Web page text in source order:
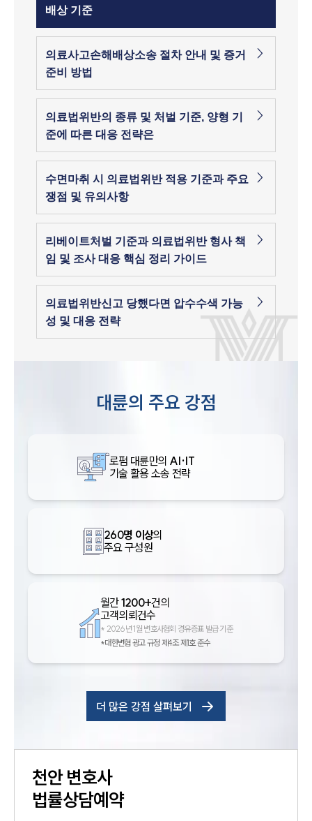
배상 기준
의료사고손해배상소송 절차 안내 및 증거
준비 방법
의료법위반의 종류 및 처벌 기준, 양형 기
준에 따른 대응 전략은
수면마취 시 의료법위반 적용 기준과 주요
쟁점 및 유의사항
리베이트처벌 기준과 의료법위반 형사 책
임 및 조사 대응 핵심 정리 가이드
의료법위반신고 당했다면 압수수색 가능
성 및 대응 전략
대륜의 주요 강점
로펌 대륜만의 AI·IT
기술 활용 소송 전략
260명 이상의
주요 구성원
월간1200+건의
고객의뢰건수
* 2026년 1월 변호사협회 경유증표 발급 기준
*대한변협 광고 규정 제4조 제1호 준수
더 많은 강점 살펴보기
천안변호사
법률상담예약